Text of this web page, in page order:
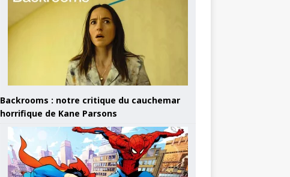
Backrooms : notre critique du cauchemar
horrifique de Kane Parsons